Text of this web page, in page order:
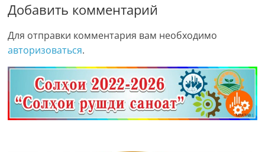
Добавить комментарий
Для отправки комментария вам необходимо
авторизоваться.